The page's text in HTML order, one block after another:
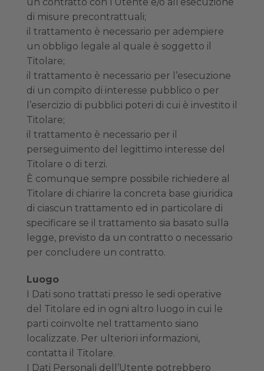
un contratto con l’Utente e/o all’esecuzione
di misure precontrattuali;
il trattamento è necessario per adempiere
un obbligo legale al quale è soggetto il
Titolare;
il trattamento è necessario per l’esecuzione
di un compito di interesse pubblico o per
l’esercizio di pubblici poteri di cui è investito il
Titolare;
il trattamento è necessario per il
perseguimento del legittimo interesse del
Titolare o di terzi.
È comunque sempre possibile richiedere al
Titolare di chiarire la concreta base giuridica
di ciascun trattamento ed in particolare di
specificare se il trattamento sia basato sulla
legge, previsto da un contratto o necessario
per concludere un contratto.
Luogo
I Dati sono trattati presso le sedi operative
del Titolare ed in ogni altro luogo in cui le
parti coinvolte nel trattamento siano
localizzate. Per ulteriori informazioni,
contatta il Titolare.
I Dati Personali dell’Utente potrebbero